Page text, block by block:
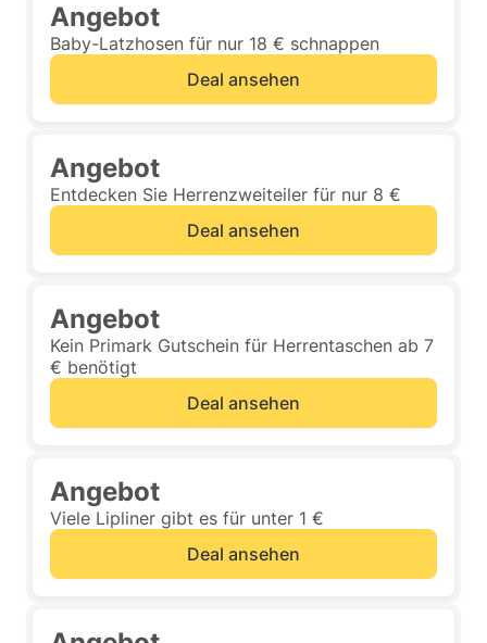
Angebot
Baby-Latzhosen für nur 18 € schnappen
Deal ansehen
Angebot
Entdecken Sie Herrenzweiteiler für nur 8 €
Deal ansehen
Angebot
Kein Primark Gutschein für Herrentaschen ab 7
€ benötigt
Deal ansehen
Angebot
Viele Lipliner gibt es für unter 1 €
Deal ansehen